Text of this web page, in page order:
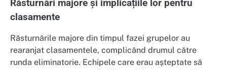
Răsturnări majore și implicațiile lor pentru
clasamente
Răsturnările majore din timpul fazei grupelor au
rearanjat clasamentele, complicând drumul către
runda eliminatorie. Echipele care erau așteptate să